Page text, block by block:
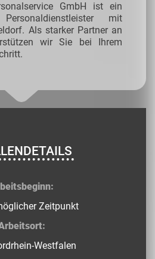
GmbH ist ein
Personaldienstleister mit
Als starker Partner an
wir Sie bei Ihrem
Zeitpunkt
Westfalen